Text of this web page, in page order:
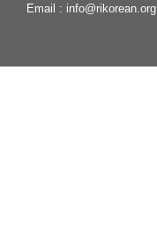
Email : info@rikorean.org